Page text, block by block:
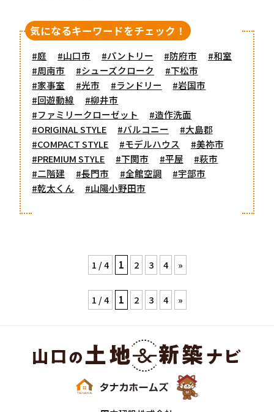
気になるキーワードをチェック！
#庭 #山口市 #パントリー #防府市
#和室
#周南市
#シューズクローク
#下松市
#家事室
#光市 #ランドリー
#岩国市
#回遊動線
#柳井市
#ファミリークローゼット
#造作洗面
#ORIGINAL STYLE
#バルコニー
#大島郡
#COMPACT STYLE
#モデルハウス
#美祢市
#PREMIUM STYLE
#下関市 #平屋
#萩市
#二階建
#長門市 #全館空調
#宇部市
#乾太くん
#山陽小野田市
1 / 4 1 2 3 4 »
1 / 4 1 2 3 4 »